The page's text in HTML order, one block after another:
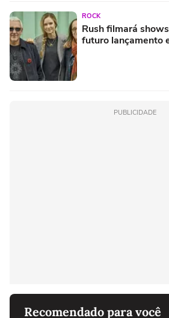
ROCK
Rush filmará
futuro lançamento
PUBLICIDADE
Recomendado para você